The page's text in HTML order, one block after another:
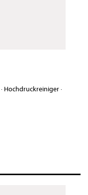
· Hochdruckreiniger·